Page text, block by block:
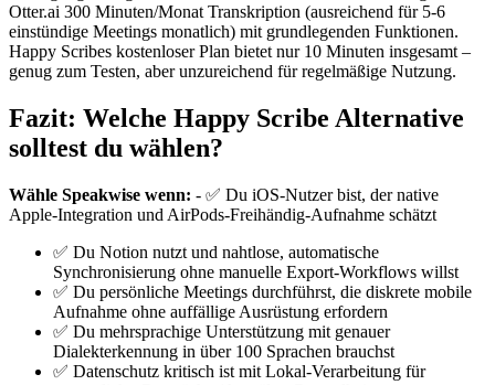
Otter.ai 300 Minuten/Monat Transkription (ausreichend für 5-6
einstündige Meetings monatlich) mit grundlegenden Funktionen.
Happy Scribes kostenloser Plan bietet nur 10 Minuten insgesamt –
genug zum Testen, aber unzureichend für regelmäßige Nutzung.
Fazit: Welche Happy Scribe Alternative
solltest du wählen?
Wähle Speakwise wenn: - ✅ Du iOS-Nutzer bist, der native
Apple-Integration und AirPods-Freihändig-Aufnahme schätzt
✅ Du Notion nutzt und nahtlose, automatische
Synchronisierung ohne manuelle Export-Workflows willst
✅ Du persönliche Meetings durchführst, die diskrete mobile
Aufnahme ohne auffällige Ausrüstung erfordern
✅ Du mehrsprachige Unterstützung mit genauer
Dialekterkennung in über 100 Sprachen brauchst
✅ Datenschutz kritisch ist mit Lokal-Verarbeitung für